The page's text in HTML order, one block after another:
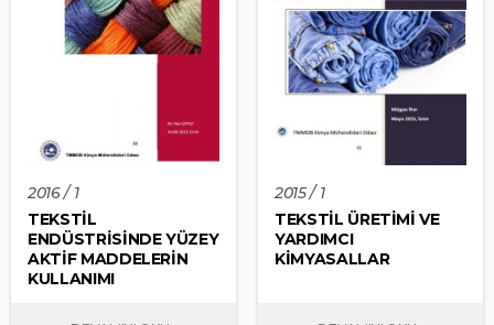
2016 / 1
TEKSTİL
ENDÜSTRİSİNDE YÜZEY
AKTİF MADDELERİN
KULLANIMI
2015 / 1
TEKSTİL ÜRETİMİ VE
YARDIMCI
KİMYASALLAR